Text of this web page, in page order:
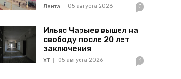
Лента 05 августа 2026 0
Ильяс Чарыев вышел на
свободу после 20 лет
заключения
ХТ 05 августа 2026 1